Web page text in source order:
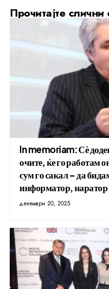
Прочитајте слични
In memoriam: Сѐ
очите, ќе го работам
сум го сакал – да
информатор, наратор
декември 20, 2025